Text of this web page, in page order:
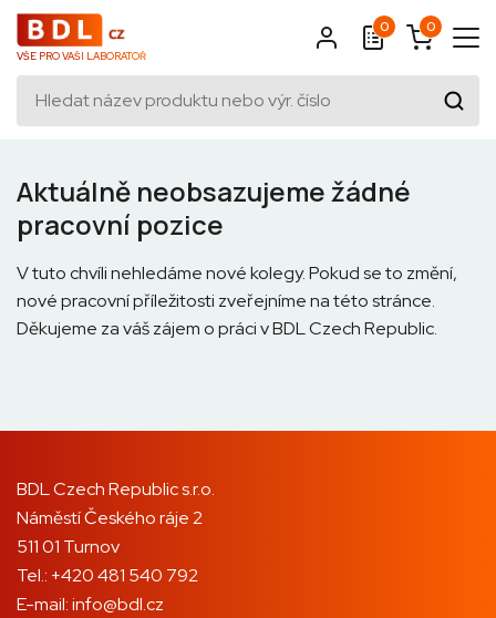
VŠE PRO VAŠI LABORATOŘ
0 0
Aktuálně neobsazujeme žádné
pracovní pozice
V tuto chvíli nehledáme nové kolegy. Pokud se to změní,
nové pracovní příležitosti zveřejníme na této stránce.
Děkujeme za váš zájem o práci v BDL Czech Republic.
BDL Czech Republic s.r.o.
Náměstí Českého ráje 2
511 01 Turnov
Tel.: +420 481 540 792
E-mail:info@bdl.cz